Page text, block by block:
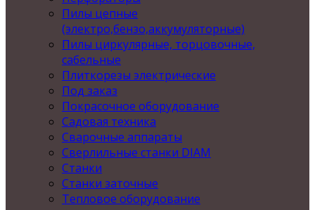
Пилы цепные
(электро,бензо,аккумуляторные)
Пилы циркулярные, торцовочные,
сабельные
Плиткорезы электрические
Под заказ
Покрасочное оборудование
Садовая техника
Сварочные аппараты
Сверлильные станки DIAM
Станки
Станки заточные
Тепловое оборудование